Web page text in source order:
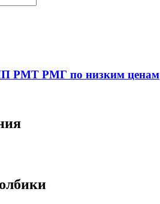
РМТ РМГ по низким ценам